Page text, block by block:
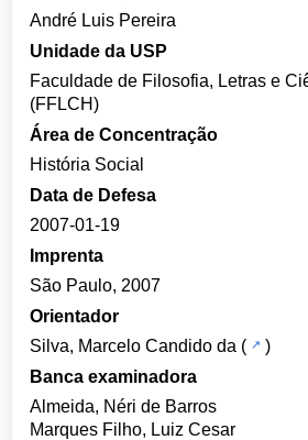
André Luis Pereira
Unidade da USP
Faculdade de Filosofia, Letras e
(FFLCH)
Área de Concentração
História Social
Data de Defesa
2007-01-19
Imprenta
São Paulo, 2007
Orientador
Silva, Marcelo Candido da (
)
Banca examinadora
Almeida, Néri de Barros
Marques Filho, Luiz Cesar